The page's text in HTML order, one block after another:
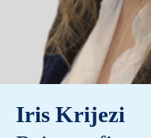
Iris Krijezi